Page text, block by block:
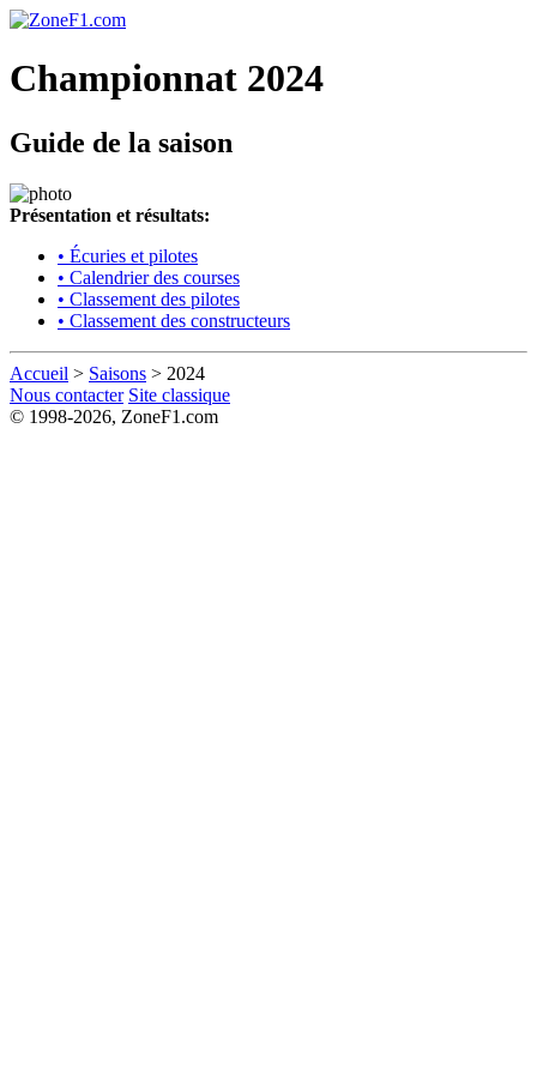
Championnat 2024
Guide de la saison
Présentation et résultats:
• Écuries et pilotes
• Calendrier des courses
• Classement des pilotes
• Classement des constructeurs
Accueil > Saisons > 2024
Nous contacter Site classique
© 1998-2026, ZoneF1.com